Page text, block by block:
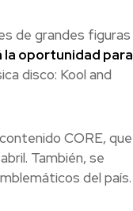
de grandes figuras
la oportunidad para
disco: Kool and
CORE, que
También, se
del país.